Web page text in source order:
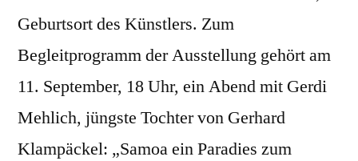
Geburtsort des Künstlers. Zum
Begleitprogramm der Ausstellung gehört am
11. September, 18 Uhr, ein Abend mit Gerdi
Mehlich, jüngste Tochter von Gerhard
Klampäckel: „Samoa ein Paradies zum